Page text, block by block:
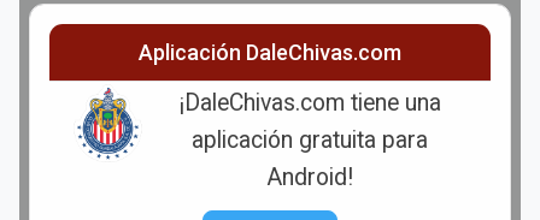
Aplicación DaleChivas.com
¡DaleChivas.com tiene una
aplicación gratuita para
Android!